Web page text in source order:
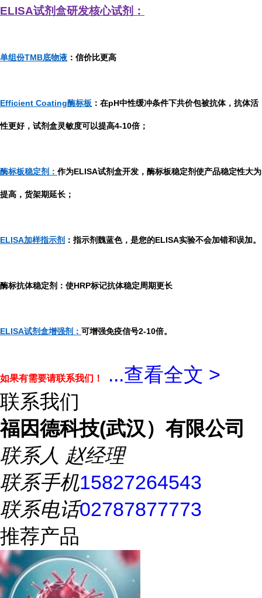
ELISA试剂盒研发核心试剂：
单组份TMB底物液 ：信价比更高
Efficient Coating酶标板 ：在pH中性缓冲条件下共价包被抗体，抗体活
性更好，试剂盒灵敏度可以提高4-10倍；
酶标板稳定剂： 作为ELISA试剂盒开发，酶标板稳定剂使产品稳定性大为
提高，货架期延长；
ELISA加样指示剂 ：指示剂魏蓝色，是您的ELISA实验不会加错和误加。
酶标抗体稳定剂：使HRP标记抗体稳定周期更长
ELISA试剂盒增强剂： 可增强免疫信号2-10倍。
如果有需要请联系我们！ ...查看全文 >
联系我们
福因德科技(武汉）有限公司
联系人 赵经理
联系手机15827264543
联系电话02787877773
推荐产品